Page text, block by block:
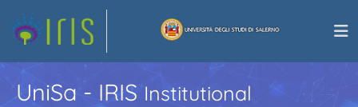
UniSa - IRISInstitutional